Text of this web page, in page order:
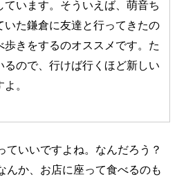
ています。そういえば、萌音ち
いた鎌倉に友達と行ってきたの
きをするのオススメです。た
るので、行けば行くほど新しい
。
ていいですよね。なんだろう？
んか、お店に座って食べるのも